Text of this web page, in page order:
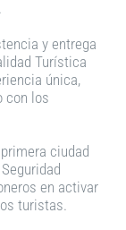
y entrega
Turística
única,
con los
ciudad
en activar
turistas.